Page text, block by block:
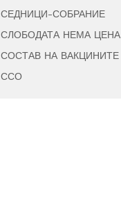
СЕДНИЦИ-СОБРАНИЕ
СЛОБОДАТА НЕМА ЦЕНА
СОСТАВ НА ВАКЦИНИТЕ
ССО